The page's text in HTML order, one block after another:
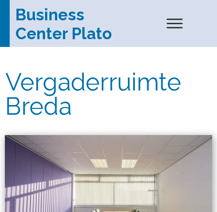
Business
Center Plato
Vergaderruimte
Breda